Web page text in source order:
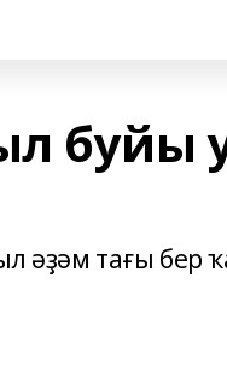
буйы
әҙәм тағы бер